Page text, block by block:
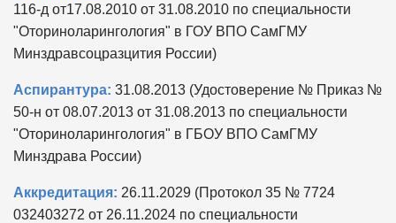
116-д от17.08.2010 от 31.08.2010 по специальности
"Оториноларингология" в ГОУ ВПО СамГМУ
Минздравсоцразцития России)
Аспирантура: 31.08.2013 (Удостоверение № Приказ №
50-н от 08.07.2013 от 31.08.2013 по специальности
"Оториноларингология" в ГБОУ ВПО СамГМУ
Минздрава России)
Аккредитация: 26.11.2029 (Протокол 35 № 7724
032403272 от 26.11.2024 по специальности